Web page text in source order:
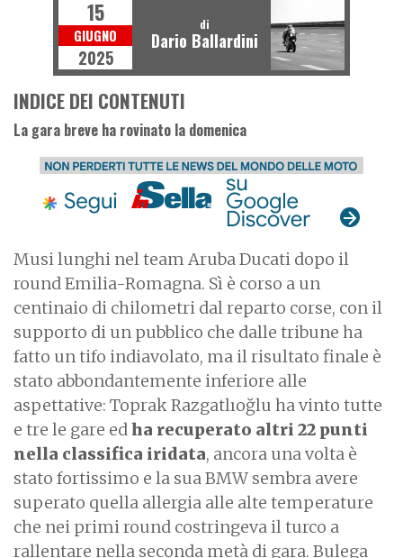
Musi lunghi nel team Aruba Ducati dopo il
round Emilia-Romagna. Sì è corso a un
centinaio di chilometri dal reparto corse, con il
supporto di un pubblico che dalle tribune ha
fatto un tifo indiavolato, ma il risultato finale è
stato abbondantemente inferiore alle
aspettative: Toprak Razgatlıoğlu ha vinto tutte
e tre le gare edha recuperato altri 22 punti
nella classifica iridata, ancora una volta è
stato fortissimo e la sua BMW sembra avere
superato quella allergia alle alte temperature
che nei primi round costringeva il turco a
rallentare nella seconda metà di gara. Bulega
15
GIUGNO
2025
di
Dario Ballardini
INDICE DEI CONTENUTI
La gara breve ha rovinato la domenica